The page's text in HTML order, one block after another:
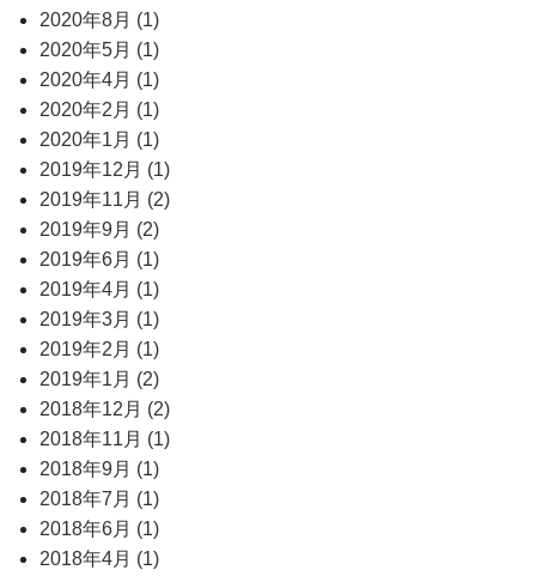
2020年8月 (1)
2020年5月 (1)
2020年4月 (1)
2020年2月 (1)
2020年1月 (1)
2019年12月 (1)
2019年11月 (2)
2019年9月 (2)
2019年6月 (1)
2019年4月 (1)
2019年3月 (1)
2019年2月 (1)
2019年1月 (2)
2018年12月 (2)
2018年11月 (1)
2018年9月 (1)
2018年7月 (1)
2018年6月 (1)
2018年4月 (1)